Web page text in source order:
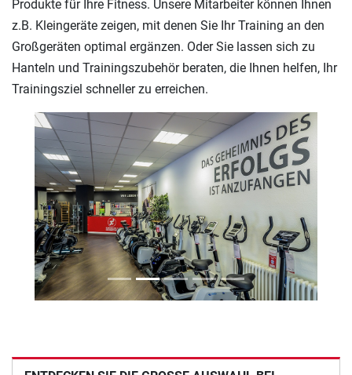
Produkte für Ihre Fitness. Unsere Mitarbeiter können Ihnen
z.B. Kleingeräte zeigen, mit denen Sie Ihr Training an den
Großgeräten optimal ergänzen. Oder Sie lassen sich zu
Hanteln und Trainingszubehör beraten, die Ihnen helfen, Ihr
Trainingsziel schneller zu erreichen.
Previous